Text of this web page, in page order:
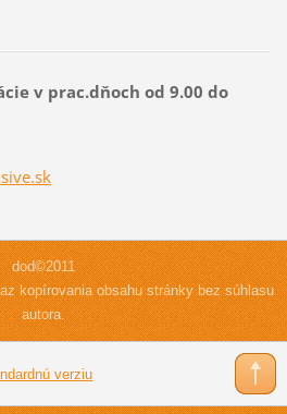
v prac.dňoch od 9.00 do
ve.sk
dod©2011
kopírovania obsahu stránky bez súhlasu
autora.
verziu